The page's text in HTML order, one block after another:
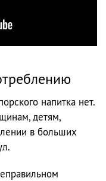
напитка нет.
детям,
в больших